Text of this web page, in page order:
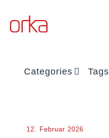
Categories Tags
12. Februar 2026